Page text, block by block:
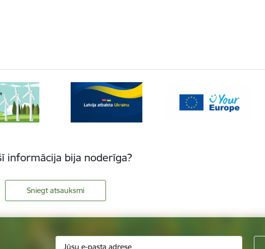
informācija bija noderīga?
Sniegt atsauksmi